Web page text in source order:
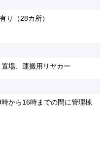
り（28カ所）
場、運搬用リヤカー
から16時までの間に管理棟